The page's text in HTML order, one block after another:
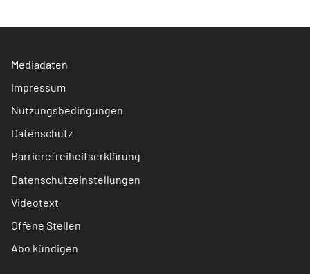
Mediadaten
Impressum
Nutzungsbedingungen
Datenschutz
Barrierefreiheitserklärung
Datenschutzeinstellungen
Videotext
Offene Stellen
Abo kündigen